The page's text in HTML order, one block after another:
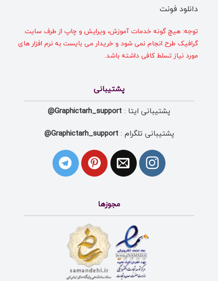
دانلود فونت
توجه: هیچ گونه خدمات آموزش، ویرایش و چاپ از طرف سایت
گرافیک طرح انجام نمی شود و خریدار می بایست به نرم افزار های
مورد نیاز تسلط کافی داشته باشد.
پشتیبانی
پشتیبانی ایتا : Graphictarh_support@
پشتیبانی تلگرام :Graphictarh_support@
مجوزها